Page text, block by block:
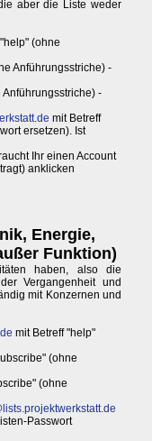
aber die Liste weder
(ohne
Anführungsstriche) -
-
mit Betreff
ersetzen). Ist
Ihr einen Account
anklicken
Energie,
Funktion)
haben, also die
Vergangenheit und
mit Konzernen und
mit Betreff "help"
(ohne
(ohne
Passwort